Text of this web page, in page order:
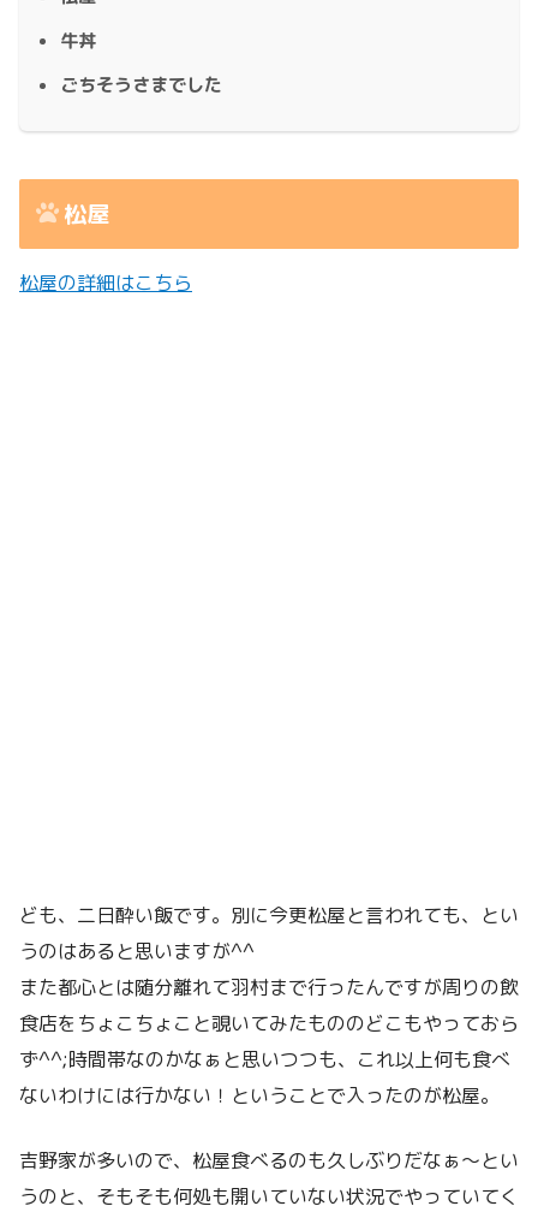
牛丼
ごちそうさまでした
松屋
松屋の詳細はこちら
ども、二日酔い飯です。別に今更松屋と言われても、とい
うのはあると思いますが^^
また都心とは随分離れて羽村まで行ったんですが周りの飲
食店をちょこちょこと覗いてみたもののどこもやっておら
ず^^;時間帯なのかなぁと思いつつも、これ以上何も食べ
ないわけには行かない！ということで入ったのが松屋。
吉野家が多いので、松屋食べるのも久しぶりだなぁ〜とい
うのと、そもそも何処も開いていない状況でやっていてく